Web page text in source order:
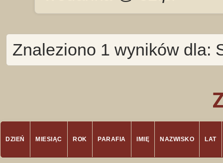
Znaleziono 1 wyników dla:
DZIEŃ MIESIĄC ROK PARAFIA IMIĘ NAZWISKO LAT